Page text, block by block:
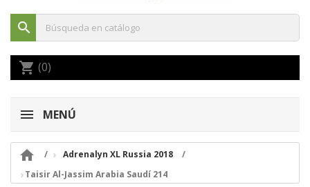
search
shopping_cart (0)
MENÚ

Adrenalyn XL Russia 2018
Taisir Al-Jassim Arabia Saudí 214